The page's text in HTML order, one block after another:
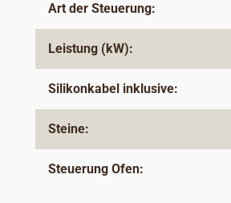
Art der Steuerung:
Leistung (kW):
Silikonkabel inklusive:
Steine:
Steuerung Ofen: